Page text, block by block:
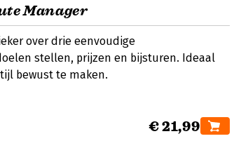
Manager
over drie eenvoudige
stellen, prijzen en bijsturen. Ideaal
bewust te maken.
€ 21,99